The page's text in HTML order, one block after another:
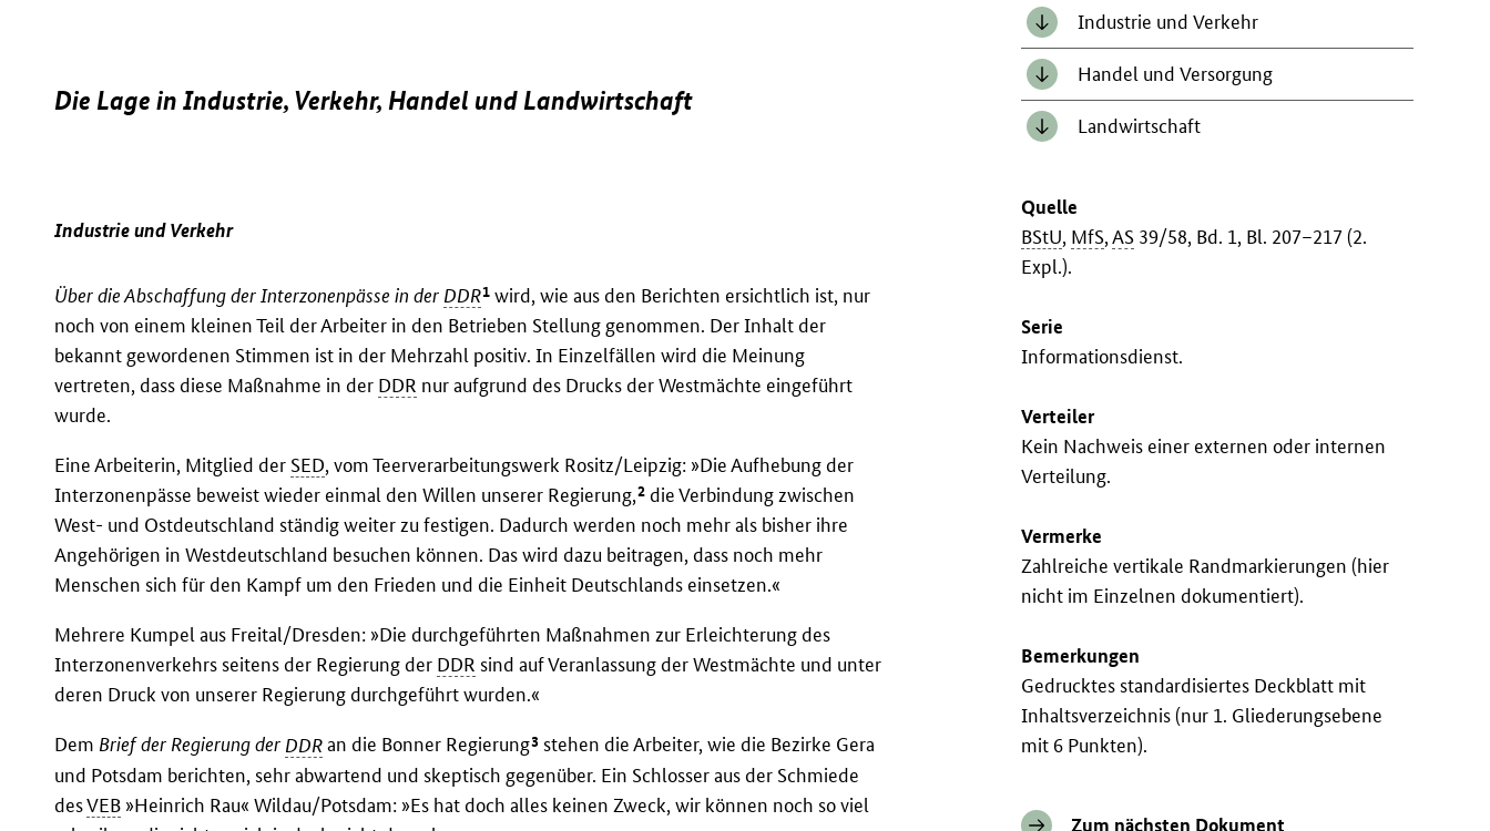
Industrie und Verkehr
Handel und Versorgung
Landwirtschaft
Quelle
BStU, MfS,AS 39/58, Bd. 1, Bl. 207–217 (2.
Expl.).
Serie
Informationsdienst.
Verteiler
Kein Nachweis einer externen oder internen
Verteilung.
Vermerke
Zahlreiche vertikale Randmarkierungen (hier
nicht im Einzelnen dokumentiert).
Bemerkungen
Gedrucktes standardisiertes Deckblatt mit
Inhaltsverzeichnis (nur 1. Gliederungsebene
mit 6 Punkten).
Zum nächsten Dokument
Die Lage in Industrie, Verkehr, Handel und Landwirtschaft
Industrie und Verkehr
Über die Abschaffung der Interzonenpässe in der DDR1 wird, wie aus den Berichten ersichtlich ist, nur
noch von einem kleinen Teil der Arbeiter in den Betrieben Stellung genommen. Der Inhalt der
bekannt gewordenen Stimmen ist in der Mehrzahl positiv. In Einzelfällen wird die Meinung
vertreten, dass diese Maßnahme in der DDR nur aufgrund des Drucks der Westmächte eingeführt
wurde.
Eine Arbeiterin, Mitglied der SED, vom Teerverarbeitungswerk Rositz/Leipzig: »Die Aufhebung der
Interzonenpässe beweist wieder einmal den Willen unserer Regierung,2 die Verbindung zwischen
West- und Ostdeutschland ständig weiter zu festigen. Dadurch werden noch mehr als bisher ihre
Angehörigen in Westdeutschland besuchen können. Das wird dazu beitragen, dass noch mehr
Menschen sich für den Kampf um den Frieden und die Einheit Deutschlands einsetzen.«
Mehrere Kumpel aus Freital/Dresden: »Die durchgeführten Maßnahmen zur Erleichterung des
Interzonenverkehrs seitens der Regierung der DDR sind auf Veranlassung der Westmächte und unter
deren Druck von unserer Regierung durchgeführt wurden.«
Dem Brief der Regierung der DDRan die Bonner Regierung3 stehen die Arbeiter, wie die Bezirke Gera
und Potsdam berichten, sehr abwartend und skeptisch gegenüber. Ein Schlosser aus der Schmiede
desVEB »Heinrich Rau« Wildau/Potsdam: »Es hat doch alles keinen Zweck, wir können noch so viel